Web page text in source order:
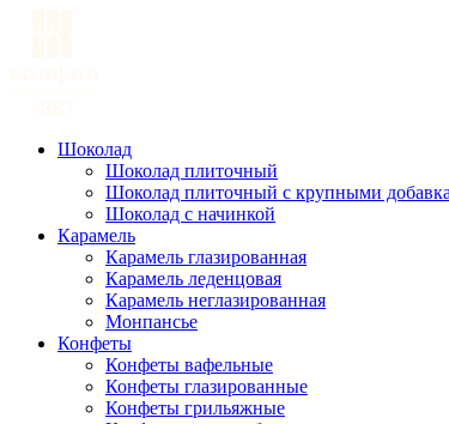
Шоколад
Шоколад плиточный
Шоколад плиточный с крупными
Шоколад с начинкой
Карамель
Карамель глазированная
Карамель леденцовая
Карамель неглазированная
Монпансье
Конфеты
Конфеты вафельные
Конфеты глазированные
Конфеты грильяжные